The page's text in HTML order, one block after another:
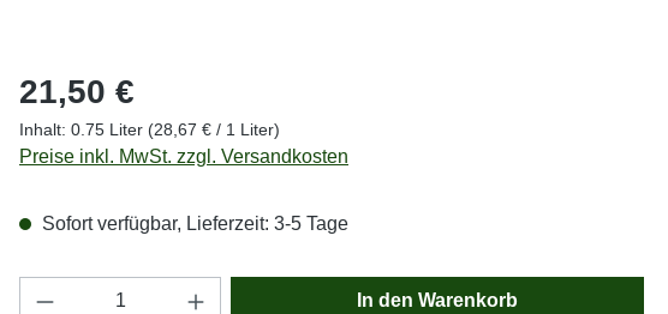
Regulärer Preis:
21,50 €
Inhalt: 0.75 Liter (28,67 € / 1 Liter)
Preise inkl. MwSt. zzgl. Versandkosten
Sofort verfügbar, Lieferzeit: 3-5 Tage
Produkt Anzahl: Gib den gewünschten Wert ein
In den Warenkorb